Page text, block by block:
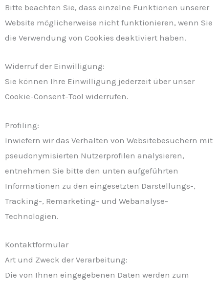
Bitte beachten Sie, dass einzelne Funktionen unserer
Website möglicherweise nicht funktionieren, wenn Sie
die Verwendung von Cookies deaktiviert haben.
Widerruf der Einwilligung:
Sie können Ihre Einwilligung jederzeit über unser
Cookie-Consent-Tool widerrufen.
Profiling:
Inwiefern wir das Verhalten von Websitebesuchern mit
pseudonymisierten Nutzerprofilen analysieren,
entnehmen Sie bitte den unten aufgeführten
Informationen zu den eingesetzten Darstellungs-,
Tracking-, Remarketing- und Webanalyse-
Technologien.
Kontaktformular
Art und Zweck der Verarbeitung:
Die von Ihnen eingegebenen Daten werden zum